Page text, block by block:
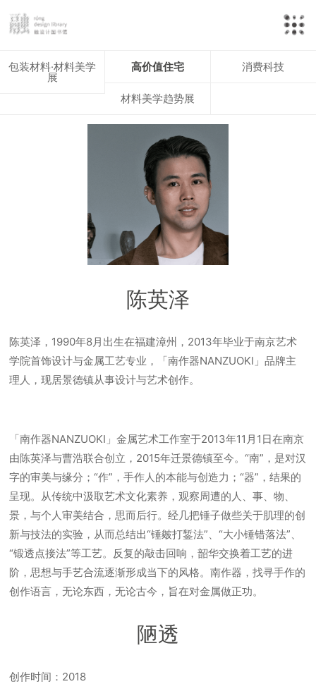
包装材料·材料美学
展
高价值住宅 消费科技
材料美学趋势展
陈英泽
陈英泽，1990年8月出生在福建漳州，2013年毕业于南京艺术
学院首饰设计与金属工艺专业，「南作器NANZUOKI」品牌主
理人，现居景德镇从事设计与艺术创作。
「南作器NANZUOKI」金属艺术工作室于2013年11月1日在南京
由陈英泽与曹浩联合创立，2015年迁景德镇至今。“南”，是对汉
字的审美与缘分；“作”，手作人的本能与创造力；“器”，结果的
呈现。从传统中汲取艺术文化素养，观察周遭的人、事、物、
景，与个人审美结合，思而后行。经几把锤子做些关于肌理的创
新与技法的实验，从而总结出“锤皴打錾法”、“大小锤错落法”、
“锻透点接法”等工艺。反复的敲击回响，韶华交换着工艺的进
阶，思想与手艺合流逐渐形成当下的风格。南作器，找寻手作的
创作语言，无论东西，无论古今，旨在对金属做正功。
陋透
创作时间：2018